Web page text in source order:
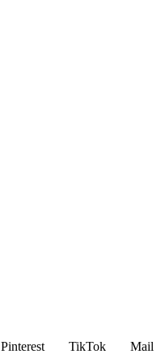
Pinterest TikTok Mail